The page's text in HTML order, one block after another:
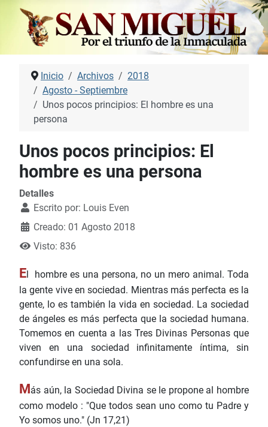
Inicio Archivos
2018
Agosto - Septiembre
Unos pocos principios: El hombre es una
persona
Unos pocos principios: El
hombre es una persona
Detalles
Escrito por: Louis Even
Creado: 01 Agosto 2018
Visto: 836
El hombre es una persona, no un mero animal. Toda
la gente vive en sociedad. Mientras más perfecta es la
gente, lo es también la vida en sociedad. La sociedad
de ángeles es más perfecta que la sociedad humana.
Tomemos en cuenta a las Tres Divinas Personas que
viven en una sociedad infinitamente íntima, sin
confundirse en una sola.
Más aún, la Sociedad Divina se le propone al hombre
como modelo : "Que todos sean uno como tu Padre y
Yo somos uno." (Jn 17,21)